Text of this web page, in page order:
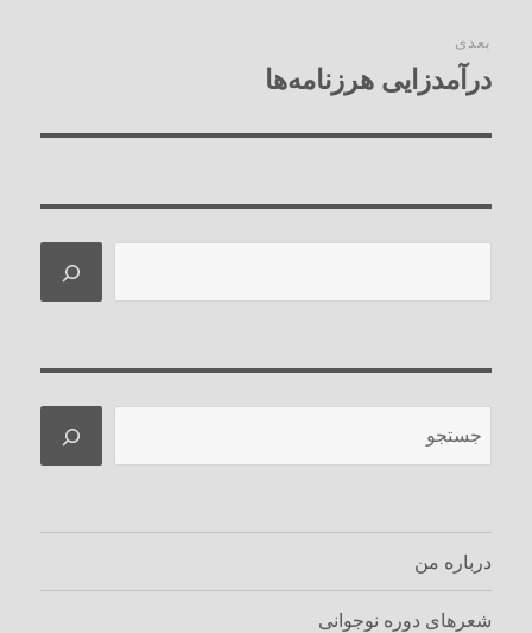
بعدی
نوشته
درآمدزایی هرزنامه‏‌ها
درباره من
شعرهای دوره نوجوانی